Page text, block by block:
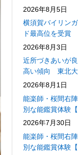
2026年8月5日
横須賀バイリン
ド最高位を受賞
2026年8月3日
近所づきあいが
高い傾向 東北大
2026年8月1日
能楽師・桜間右
別な能鑑賞体験【
2026年7月30日
能楽師・桜間右
別な能鑑賞体験【